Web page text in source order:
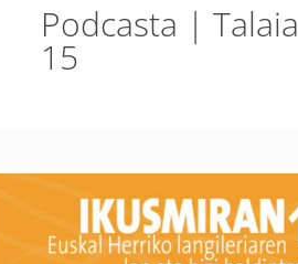
Podcasta | Talaia
15